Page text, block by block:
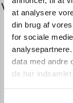
at analysere
din brug af
for sociale
data med andre
de har
Vi er lige her.
Vi